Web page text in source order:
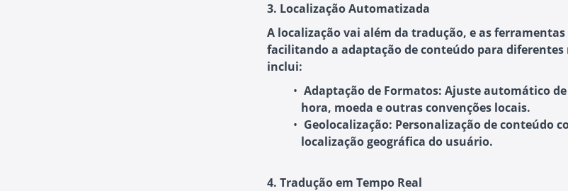
3. Localização Automatizada
A localização vai além da tradução, e as
facilitando a adaptação de conteúdo para diferentes
inclui:
Adaptação de Formatos: Ajuste automático
hora, moeda e outras convenções locais.
Geolocalização: Personalização de conteúdo
localização geográfica do usuário.
4. Tradução em Tempo Real